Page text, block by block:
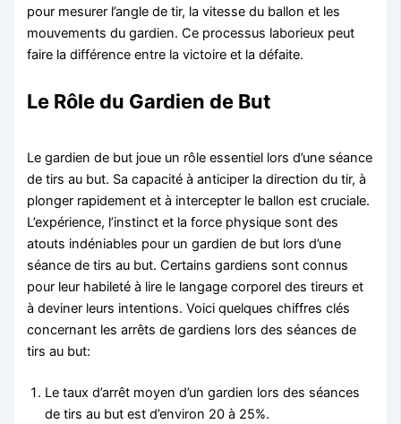
pour mesurer l’angle de tir, la vitesse du ballon et les
mouvements du gardien. Ce processus laborieux peut
faire la différence entre la victoire et la défaite.
Le Rôle du Gardien de But
Le gardien de but joue un rôle essentiel lors d’une séance
de tirs au but. Sa capacité à anticiper la direction du tir, à
plonger rapidement et à intercepter le ballon est cruciale.
L’expérience, l’instinct et la force physique sont des
atouts indéniables pour un gardien de but lors d’une
séance de tirs au but. Certains gardiens sont connus
pour leur habileté à lire le langage corporel des tireurs et
à deviner leurs intentions. Voici quelques chiffres clés
concernant les arrêts de gardiens lors des séances de
tirs au but:
Le taux d’arrêt moyen d’un gardien lors des séances
de tirs au but est d’environ 20 à 25%.